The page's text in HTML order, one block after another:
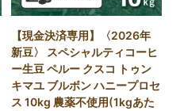
【現金決済専用】〈2026年
新豆〉 スペシャルティコーヒ
ー生豆 ペルー クスコ トゥン
キマユ ブルボン ハニープロセ
ス 10kg 農薬不使用(1kgあた